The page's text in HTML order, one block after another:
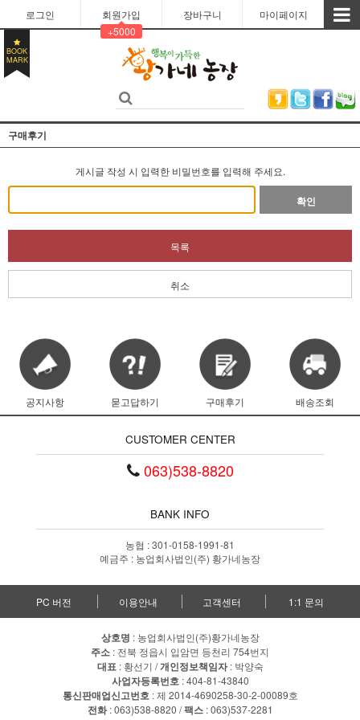
로그인
회원가입
+5000
장바구니 마이페이지
BOOK
MARK
구매후기
게시글 작성 시 입력한 비밀번호를 입력해 주세요.
확인
목록
취소
공지사항 묻고답하기 구매후기 배송조회
CUSTOMER CENTER
063)538-8820
BANK INFO
농협 : 301-0158-1991-81
예금주 : 농업회사법인(주) 황가네농장
PC 버전 이용안내 고객센터 1:1 문의
상호명 : 농업회사법인(주)황가네농장
주소 : 전북 정읍시 입암면 등천리 754번지
대표 : 황선기 /개인정보책임자: 박양숙
사업자등록번호 : 404-81-43840
통신판매업신고번호 : 제 2014-4690258-30-2-00089호
전화: 063)538-8820 /팩스: 063)537-2281